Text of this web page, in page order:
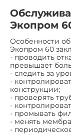
Экопром
Особенности
Экопром 60
- проводить
превышает
- следить за
-
конструкции;
- проверять
-
- промывать
- менять
-